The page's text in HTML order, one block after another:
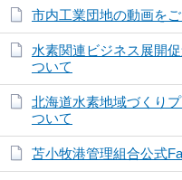
市内工業団地の動画を
水素関連ビジネス展開
ついて
北海道水素地域づくり
ついて
苫小牧港管理組合公式